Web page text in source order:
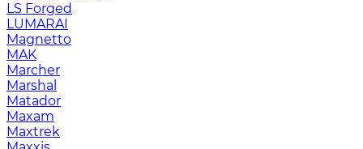
LS Forged
LUMARAI
Magnetto
MAK
Marcher
Marshal
Matador
Maxam
Maxtrek